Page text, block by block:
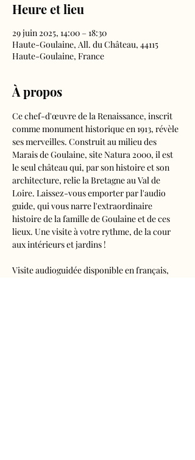
Heure et lieu
29 juin 2025, 14:00 – 18:30
Haute-Goulaine, All. du Château, 44115
Haute-Goulaine, France
À propos
Ce chef-d'œuvre de la Renaissance, inscrit
comme monument historique en 1913, révèle
ses merveilles. Construit au milieu des
Marais de Goulaine, site Natura 2000, il est
le seul château qui, par son histoire et son
architecture, relie la Bretagne au Val de
Loire. Laissez-vous emporter par l'audio
guide, qui vous narre l'extraordinaire
histoire de la famille de Goulaine et de ces
lieux. Une visite à votre rythme, de la cour
aux intérieurs et jardins !
Visite audioguidée disponible en français,